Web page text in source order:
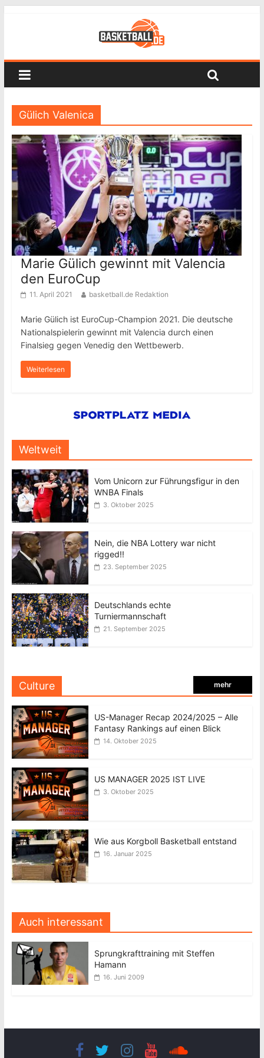
Gülich Valenica
Marie Gülich gewinnt mit Valencia
den EuroCup
11. April 2021 basketball.de Redaktion
Marie Gülich ist EuroCup-Champion 2021. Die deutsche
Nationalspielerin gewinnt mit Valencia durch einen
Finalsieg gegen Venedig den Wettbewerb.
Weiterlesen
Weltweit
Vom Unicorn zur Führungsfigur in den
WNBA Finals
3. Oktober 2025
Nein, die NBA Lottery war nicht
rigged!!
23. September 2025
Deutschlands echte
Turniermannschaft
21. September 2025
Culture mehr
US-Manager Recap 2024/2025 – Alle
Fantasy Rankings auf einen Blick
14. Oktober 2025
US MANAGER 2025 IST LIVE
3. Oktober 2025
Wie aus Korgboll Basketball entstand
16. Januar 2025
Auch interessant
Sprungkrafttraining mit Steffen
Hamann
16. Juni 2009